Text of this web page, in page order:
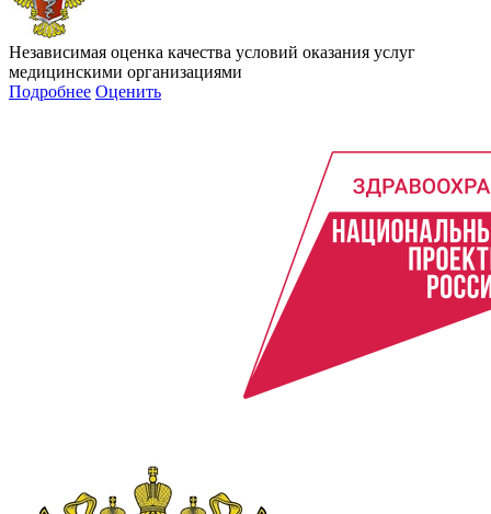
Независимая оценка качества условий оказания услуг
медицинскими организациями
Подробнее Оценить